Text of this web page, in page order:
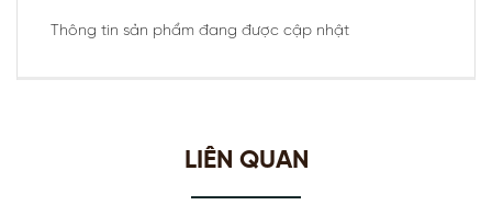
Thông tin sản phẩm đang được cập nhật
LIÊN QUAN